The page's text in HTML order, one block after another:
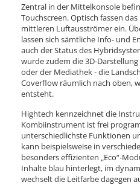
Zentral in der Mittelkonsole
Touchscreen. Optisch fassen
mittleren Luftausströmer ein.
lassen sich sämtliche Info- und
auch der Status des
wurde zudem die 3D-
oder der Mediathek - die
Coverflow räumlich nach oben,
entsteht.
Hightech kennzeichnet die
Kombiinstrument ist frei
unterschiedlichste Funktionen
kann beispielsweise in
besonders effizienten „Eco“-
Inhalte blau hinterlegt, im
wechselt die Leitfarbe dagegen